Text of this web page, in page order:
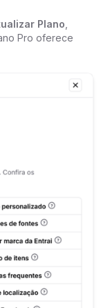
Plano
Pro oferece